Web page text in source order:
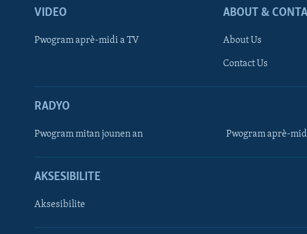
VIDEO
Pwogram aprè-midi a TV
ABOUT &
About Us
Contact Us
RADYO
Pwogram mitan jounen an Pwogram aprè-
AKSESIBILITE
Aksesibilite